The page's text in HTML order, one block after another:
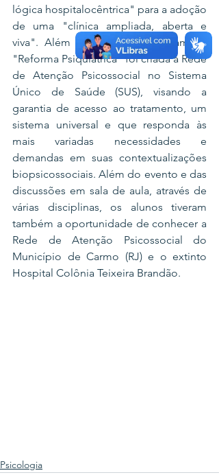
lógica hospitalocêntrica" para a adoção
de uma "clínica ampliada, aberta e
viva". Além do que, com a chamada
"Reforma Psiquiátrica" foi criada a Rede
de Atenção Psicossocial no Sistema
Único de Saúde (SUS), visando a
garantia de acesso ao tratamento, um
sistema universal e que responda às
mais variadas necessidades e
demandas em suas contextualizações
biopsicossociais. Além do evento e das
discussões em sala de aula, através de
várias disciplinas, os alunos tiveram
também a oportunidade de conhecer a
Rede de Atenção Psicossocial do
Município de Carmo (RJ) e o extinto
Hospital Colônia Teixeira Brandão.
Psicologia